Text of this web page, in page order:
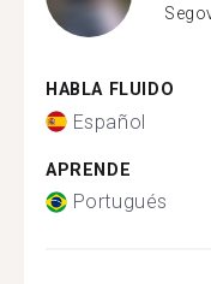
HABLA FLUIDO
Español
APRENDE
Portugués